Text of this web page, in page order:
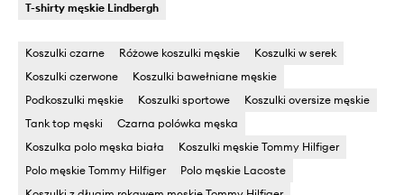
T-shirty męskie Lindbergh
Koszulki czarne Różowe koszulki męskie
Koszulki w serek
Koszulki czerwone
Koszulki bawełniane męskie
Podkoszulki męskie
Koszulki sportowe
Koszulki oversize męskie
Tank top męski
Czarna polówka męska
Koszulka polo męska biała
Koszulki męskie Tommy Hilfiger
Polo męskie Tommy Hilfiger
Polo męskie Lacoste